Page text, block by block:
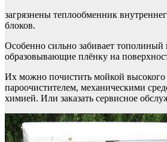
загрязнены теплообменник
блоков.
Особенно сильно забивает
образовывающие плёнку на
Их можно почистить мойкой высокого
пароочистителем, механическими
химией. Или заказать сервисное